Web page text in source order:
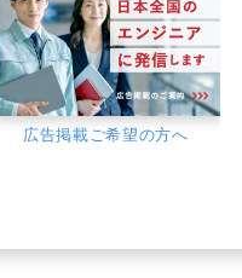
広告掲載ご希望の方へ